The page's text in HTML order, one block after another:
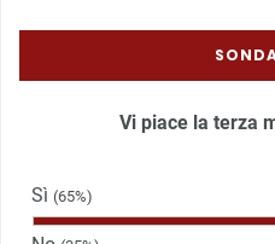
Vi piace la terza
Sì (65%)